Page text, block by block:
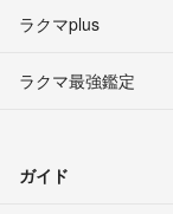
お返事ありがとうご
システムは64bitでし
おはようございます。
ラクマplus
ラクマ最強鑑定
ガイド